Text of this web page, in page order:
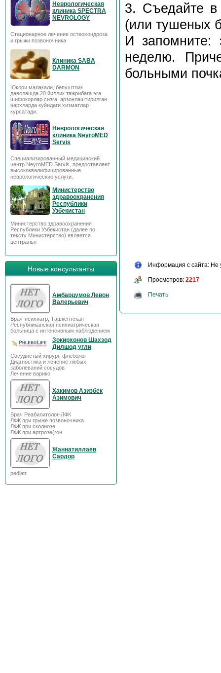
Неврологическая
клиника SPECTRA
NEVROLOGY
Стационарное лечение остеохондроза
и грыжи позвоночника
Клиника SABA
DARMON
Юкори малакали, бепуштлик
даволашда 20 йиллик тажрибага эга
шифокорлар сизга, арзонлаштирилган
нархларда куйидаги хизматлар
курсатади.
Неврологическая
клиника NeyroMED
Servis
Специализированный медицинский
центр NeyroMED Servis, предоставляет
высококвалифицированные
неврологические услуги.
Министерство
здравоохранения
Республики
Узбекистан
Министерство здравоохранения
Республики Узбекистан (далее по
тексту Министерство) является
центральн
Новые консультанты
Амбарцумов Левон
Валерьевич
Врач-психиатр, Ташкентская
Республиканская психиатрическая
больница с интенсивным наблюдением
Зокирхонов Шахзод
Дилшод угли
Сосудистый хирург, флеболог
Диагностика и лечение любых
заболеваний сосудов
Лечение варико
Хакимов Азизбек
Азимович
Врач Реабилитолог-ЛФК
ЛФК при грыже позвоночника
ЛФК при сколиозе
ЛФК при артрозе(гон
Жаннатиллаев
Сардор
pediatr
3. Съедайте
(или тушеных
И
неделю.
больными
Информация с сайта: Не
Просмотров: 2217
Печать